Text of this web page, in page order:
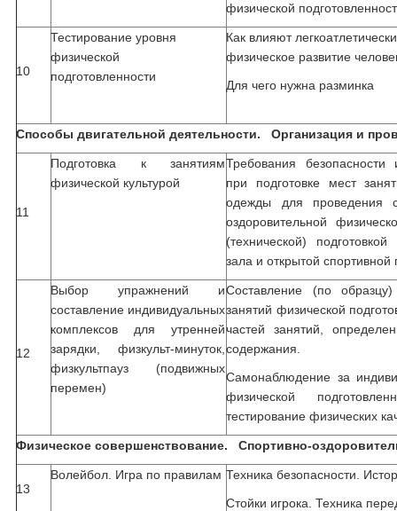
физической
10
Тестирование уровня
физической
подготовленности
Как влияют
физическое развитие
Для чего нужна разминка
Способы двигательной деятельности. Организация и
11
Подготовка к занятиям
физической культурой
Требования безопасности
при подготовке мест
одежды для проведения
оздоровительной
(технической)
зала и открытой
12
Выбор упражнений и
составление индивидуальных
комплексов для утренней
зарядки, физкульт-минуток,
физкультпауз (подвижных
перемен)
Составление (по
занятий физической
частей занятий,
содержания.
Самонаблюдение за
физической
тестирование физических
Физическое совершенствование. Спортивно-
13
Волейбол. Игра по правилам Техника безопасности.
Стойки игрока. Техника